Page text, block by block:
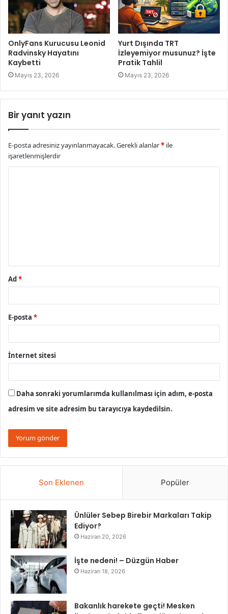
OnlyFans Kurucusu Leonid
Radvinsky Hayatını
Kaybetti
Mayıs 23, 2026
Yurt Dışında TRT
İzleyemiyor musunuz? İşte
Pratik Tahlil
Mayıs 23, 2026
Bir yanıt yazın
E-posta adresiniz yayınlanmayacak.Gerekli alanlar* ile
işaretlenmişlerdir
Ad *
E-posta *
İnternet sitesi
Daha sonraki yorumlarımda kullanılması için adım, e-posta
adresim ve site adresim bu tarayıcıya kaydedilsin.
Son Eklenen Popüler
Ünlüler Sebep Birebir Markaları Takip
Ediyor?
Haziran 20, 2026
İşte nedeni! – Düzgün Haber
Haziran 18, 2026
Bakanlık harekete geçti! Mesken